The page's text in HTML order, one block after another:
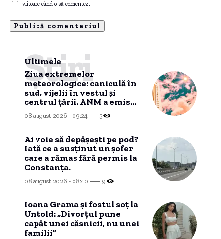
viitoare când o să comentez.
Ultimele
Știri
Ziua extremelor
meteorologice: caniculă în
sud, vijelii în vestul și
centrul țării. ANM a emis
trei coduri galbene HARTĂ
08 august 2026 - 09:24 5
Ai voie să depășești pe pod?
Iată ce a susținut un șofer
care a rămas fără permis la
Constanța.
08 august 2026 - 08:40 19
Ioana Grama și fostul soț la
Untold: „Divorțul pune
capăt unei căsnicii, nu unei
familii”